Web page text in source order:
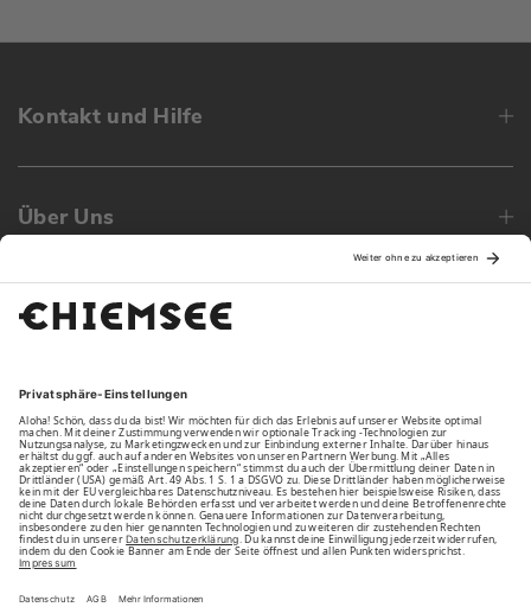
Kontakt und Hilfe
Über Uns
Family
Unsere Vorteile
Unsere Partner